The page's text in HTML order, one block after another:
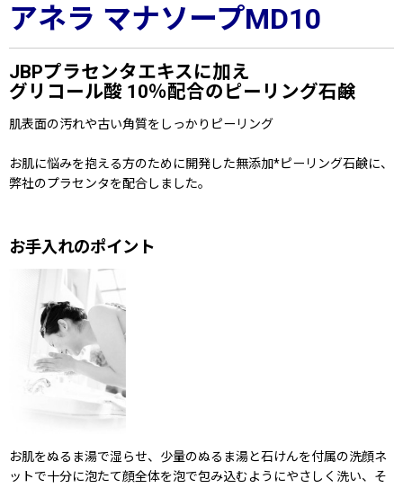
アネラ マナソープMD10
JBPプラセンタエキスに加え
グリコール酸 10％配合のピーリング石鹸
肌表面の汚れや古い角質をしっかりピーリング
お肌に悩みを抱える方のために開発した無添加*ピーリング石鹸に、
弊社のプラセンタを配合しました。
お手入れのポイント
お肌をぬるま湯で湿らせ、少量のぬるま湯と石けんを付属の洗顔ネ
ットで十分に泡たて顔全体を泡で包み込むようにやさしく洗い、そ